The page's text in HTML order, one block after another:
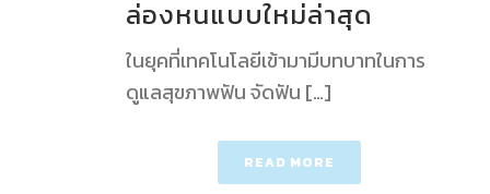
ล่องหนแบบใหม่ล่าสุด
ในยุคที่เทคโนโลยีเข้ามามีบทบาทในการ
ดูแลสุขภาพฟัน จัดฟัน […]
READ MORE